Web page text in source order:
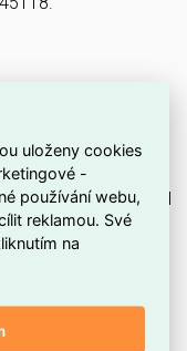
IP65
výbuchu Ex II
stmívání
uloženy cookies
-
používání webu,
reklamou. Své
na